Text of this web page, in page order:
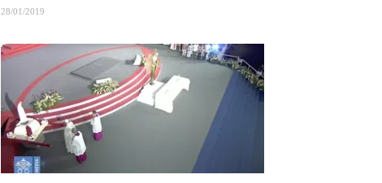
28/01/2019